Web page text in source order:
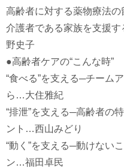
高齢者に対する薬物療法
介護者である家族を支援
野史子
●高齢者ケアの“こんな時”
“食べる”を支える─チーム
ら…大住雅紀
“排泄”を支える─高齢者の
ント…西山みどり
“動く”を支える─動けない
ン…福田卓民